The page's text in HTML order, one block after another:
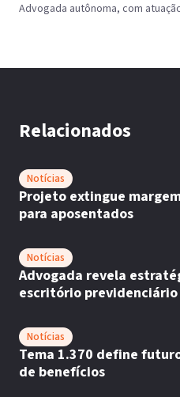
Advogada autônoma, com
Relacionados
Notícias
Projeto extingue
para aposentados
Notícias
Advogada revela
escritório previdenciário
Notícias
Tema 1.370 define
de benefícios